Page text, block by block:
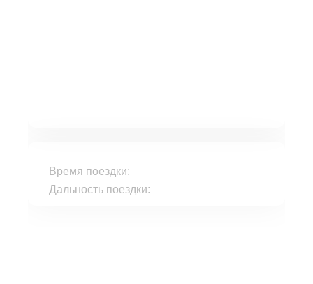
Время поездки:
Дальность поездки: